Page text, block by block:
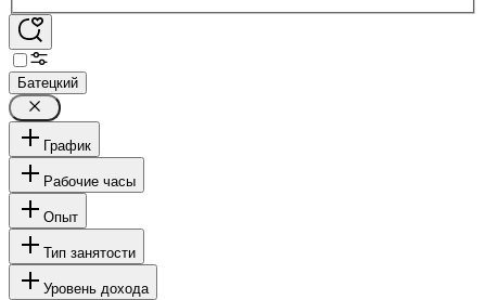
Батецкий
График
Рабочие часы
Опыт
Тип занятости
Уровень дохода